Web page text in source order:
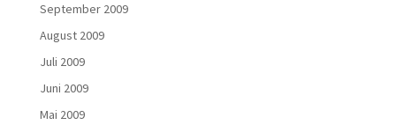
September 2009
August 2009
Juli 2009
Juni 2009
Mai 2009